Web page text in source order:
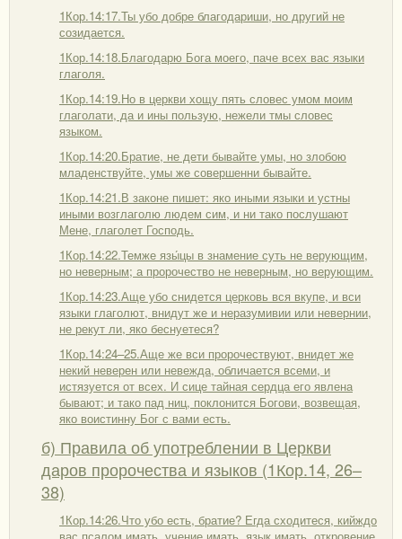
1Кор.14:17.Ты убо добре благодариши, но другий не
созидается.
1Кор.14:18.Благодарю Бога моего, паче всех вас языки
глаголя.
1Кор.14:19.Но в церкви хощу пять словес умом моим
глаголати, да и ины пользую, нежели тмы словес
языком.
1Кор.14:20.Братие, не дети бывайте умы, но злобою
младенствуйте, умы же совершенни бывайте.
1Кор.14:21.В законе пишет: яко иными языки и устны
иными возглаголю людем сим, и ни тако послушают
Мене, глаголет Господь.
1Кор.14:22.Темже язы́цы в знамение суть не верующим,
но неверным; а пророчество не неверным, но верующим.
1Кор.14:23.Аще убо снидется церковь вся вкупе, и вси
языки глаголют, внидут же и неразумивии или невернии,
не рекут ли, яко беснуетеся?
1Кор.14:24–25.Аще же вси пророчествуют, внидет же
некий неверен или невежда, обличается всеми, и
истязуется от всех. И сице тайная сердца его явлена
бывают; и тако пад ниц, поклонится Богови, возвещая,
яко воистинну Бог с вами есть.
б) Правила об употреблении в Церкви
даров пророчества и языков (1Кор.14, 26–
38)
1Кор.14:26.Что убо есть, братие? Егда сходитеся, кийждо
вас псалом имать, учение имать, язык имать, откровение